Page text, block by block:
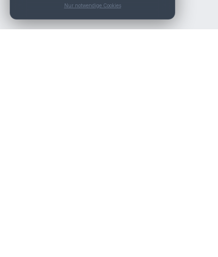
Nur notwendige Cookies